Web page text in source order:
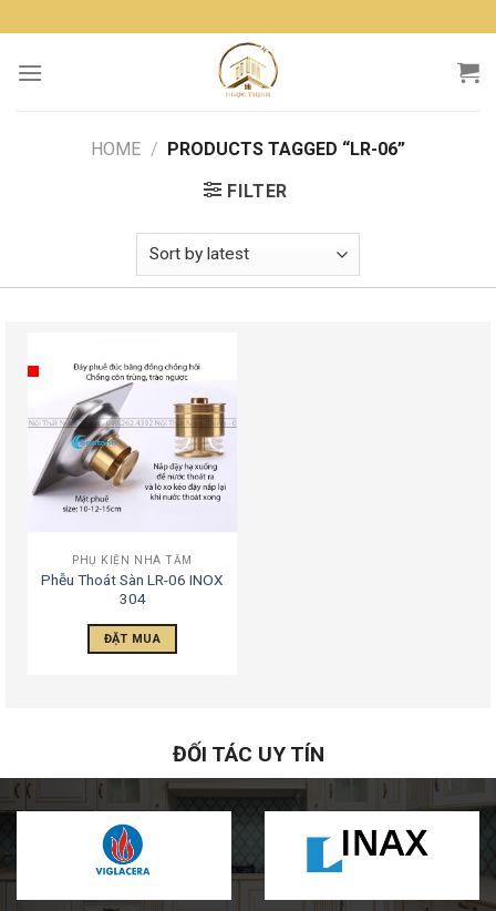
to
content
HOME / PRODUCTS TAGGED “LR-06”
FILTER
PHỤ KIỆN NHÀ TẮM
Phễu Thoát Sàn LR-06 INOX
304
ĐẶT MUA
ĐỐI TÁC UY TÍN